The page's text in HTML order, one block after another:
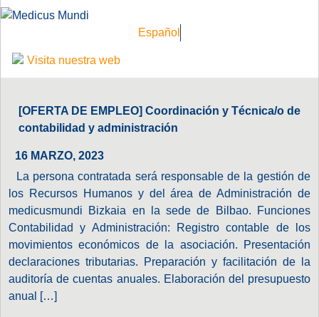
Español
Visita nuestra web
[OFERTA DE EMPLEO] Coordinación y Técnica/o de
contabilidad y administración
16 MARZO, 2023
La persona contratada será responsable de la gestión de
los Recursos Humanos y del área de Administración de
medicusmundi Bizkaia en la sede de Bilbao. Funciones
Contabilidad y Administración: Registro contable de los
movimientos económicos de la asociación. Presentación
declaraciones tributarias. Preparación y facilitación de la
auditoría de cuentas anuales. Elaboración del presupuesto
anual […]